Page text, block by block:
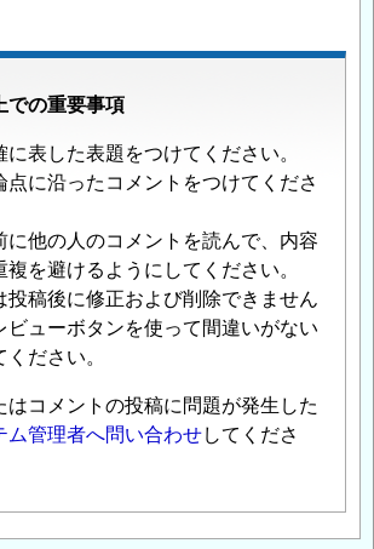
での重要事項
に表した表題をつけてください。
点に沿ったコメントをつけてくださ
に他の人のコメントを読んで、内容
複を避けるようにしてください。
投稿後に修正および削除できません
ビューボタンを使って間違いがない
ださい。
はコメントの投稿に問題が発生した
ム管理者へ問い合わせしてくださ